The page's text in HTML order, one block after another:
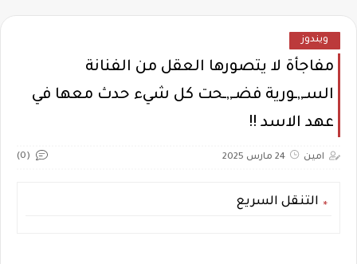
ويندوز
مفاجأة لا يتصورها العقل من الفنانة
السـ,,ـورية فضـ,,ـحت كل شيء حدث معها في
عهد الاسد !!
امين 24 مارس 2025 (0)
التنقل السريع